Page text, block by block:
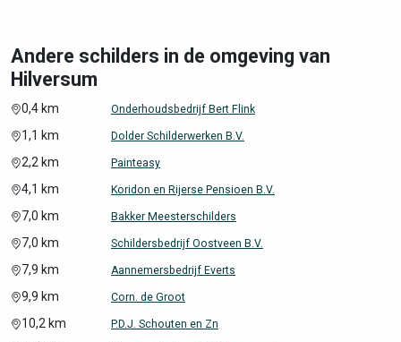
Andere schilders in de omgeving van
Hilversum
0,4 km Onderhoudsbedrijf Bert Flink
1,1 km Dolder Schilderwerken B.V.
2,2 km Painteasy
4,1 km Koridon en Rijerse Pensioen B.V.
7,0 km Bakker Meesterschilders
7,0 km Schildersbedrijf Oostveen B.V.
7,9 km Aannemersbedrijf Everts
9,9 km Corn. de Groot
10,2 km P.D.J. Schouten en Zn